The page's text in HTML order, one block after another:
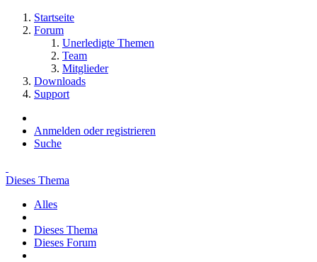
Startseite
Forum
Unerledigte Themen
Team
Mitglieder
Downloads
Support
Anmelden oder registrieren
Suche
Dieses Thema
Alles
Dieses Thema
Dieses Forum